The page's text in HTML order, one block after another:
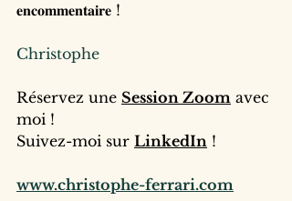
𝐞𝐧𝐜𝐨𝐦𝐦𝐞𝐧𝐭𝐚𝐢𝐫𝐞 !
Christophe
Réservez une Session Zoom avec
moi !
Suivez-moi sur LinkedIn !
www.christophe-ferrari.com